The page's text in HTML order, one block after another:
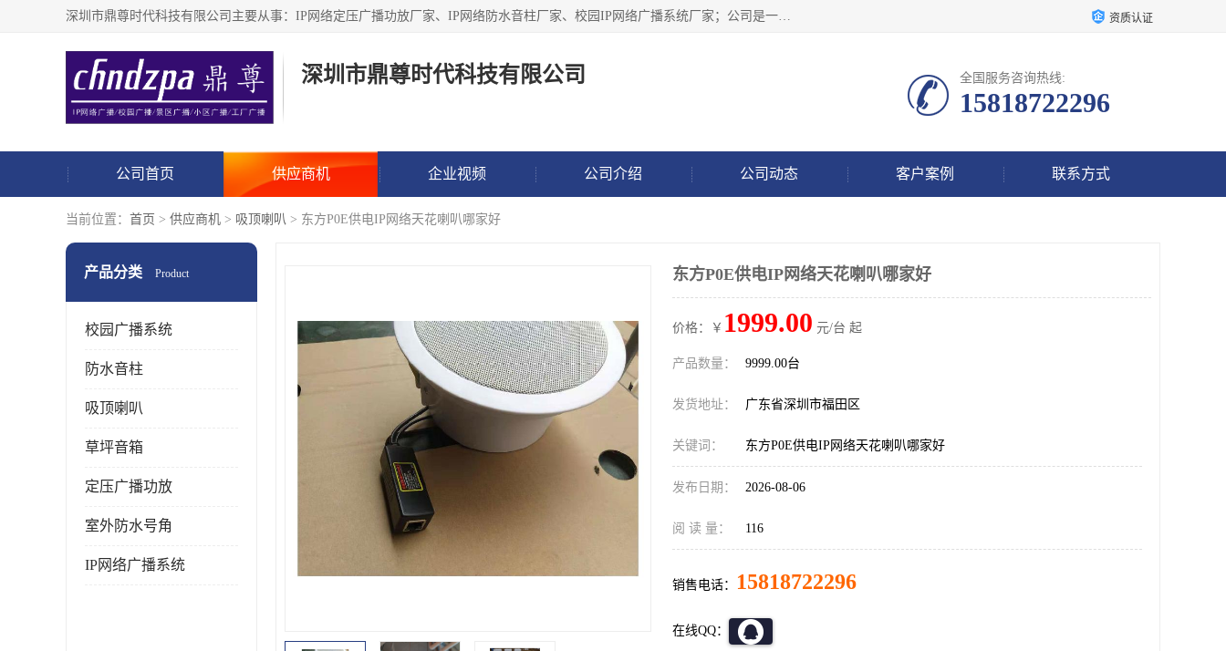
深圳市鼎尊时代科技有限公司主要从事：IP网络定压广播功放厂家、IP网络防水音柱厂家、校园IP网络广播系统厂家；公司是一家集研发、生产、销售公共广播器材于一体的现代电子科技企业。公司成立多年来，本着“自主研发技术、开拓稳定的产品”的宗旨，集多年的行业经验，引航广播行业的迅猛发展，使产品能够适应时代技术发展的需要。 资质认证
深圳市鼎尊时代科技有限公司 全国服务咨询热线:
15818722296
公司首页 供应商机 企业视频 公司介绍 公司动态 客户案例 联系方式
当前位置： 首页 > 供应商机 > 吸顶喇叭 > 东方P0E供电IP网络天花喇叭哪家好
产品分类 Product
校园广播系统
防水音柱
吸顶喇叭
草坪音箱
定压广播功放
室外防水号角
IP网络广播系统
东方P0E供电IP网络天花喇叭哪家好
价格：￥ 1999.00 元/台 起
产品数量： 9999.00台
发货地址： 广东省深圳市福田区
关键词： 东方P0E供电IP网络天花喇叭哪家好
发布日期： 2026-08-06
阅 读 量： 116
销售电话： 15818722296
在线QQ：